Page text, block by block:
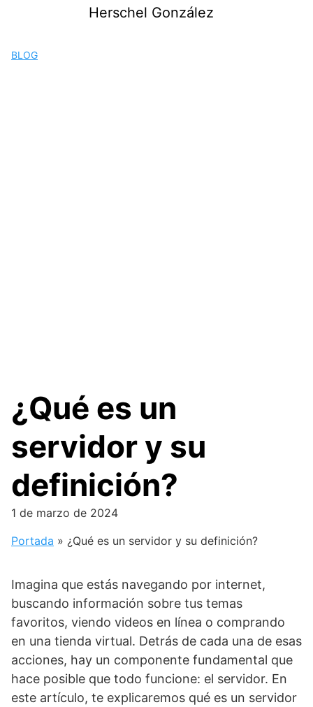
Herschel González
BLOG
¿Qué es un
servidor y su
definición?
1 de marzo de 2024
Portada » ¿Qué es un servidor y su definición?
Imagina que estás navegando por internet,
buscando información sobre tus temas
favoritos, viendo videos en línea o comprando
en una tienda virtual. Detrás de cada una de esas
acciones, hay un componente fundamental que
hace posible que todo funcione: el servidor. En
este artículo, te explicaremos qué es un servidor